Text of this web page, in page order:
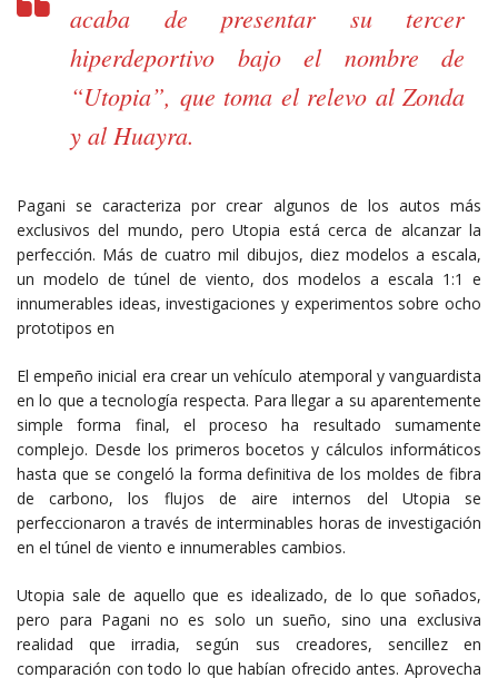
acaba de presentar su tercer
hiperdeportivo bajo el nombre de
“Utopia”, que toma el relevo al Zonda
y al Huayra.
Pagani se caracteriza por crear algunos de los autos más
exclusivos del mundo, pero Utopia está cerca de alcanzar la
perfección. Más de cuatro mil dibujos, diez modelos a escala,
un modelo de túnel de viento, dos modelos a escala 1:1 e
innumerables ideas, investigaciones y experimentos sobre ocho
prototipos en
El empeño inicial era crear un vehículo atemporal y vanguardista
en lo que a tecnología respecta. Para llegar a su aparentemente
simple forma final, el proceso ha resultado sumamente
complejo. Desde los primeros bocetos y cálculos informáticos
hasta que se congeló la forma definitiva de los moldes de fibra
de carbono, los flujos de aire internos del Utopia se
perfeccionaron a través de interminables horas de investigación
en el túnel de viento e innumerables cambios.
Utopia sale de aquello que es idealizado, de lo que soñados,
pero para Pagani no es solo un sueño, sino una exclusiva
realidad que irradia, según sus creadores, sencillez en
comparación con todo lo que habían ofrecido antes. Aprovecha